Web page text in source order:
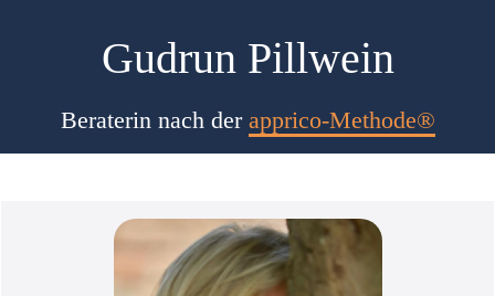
Gudrun Pillwein
Beraterin nach der apprico-Methode®